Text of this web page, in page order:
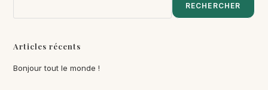
RECHERCHER
Articles récents
Bonjour tout le monde !